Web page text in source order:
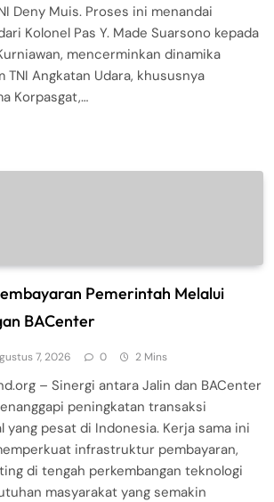
Deny Muis. Proses ini menandai
Kolonel Pas Y. Made Suarsono kepada
mencerminkan dinamika
TNI Angkatan Udara, khususnya
Korpasgat,…
Pemerintah Melalui
BACenter
7, 2026 0 2 Mins
– Sinergi antara Jalin dan BACenter
peningkatan transaksi
yang pesat di Indonesia. Kerja sama ini
infrastruktur pembayaran,
di tengah perkembangan teknologi
masyarakat yang semakin